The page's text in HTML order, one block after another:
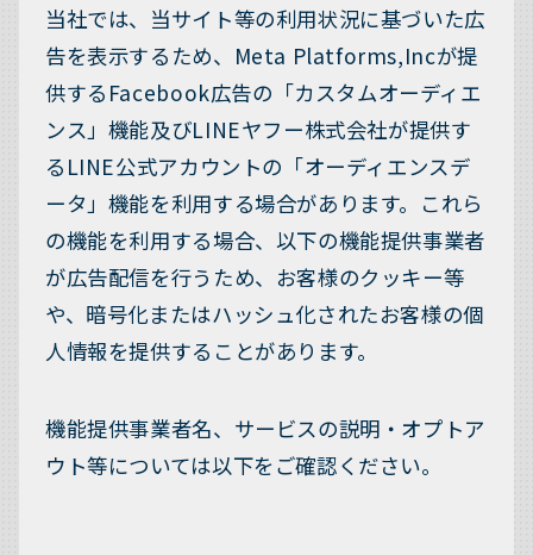
当社では、当サイト等の利用状況に基づいた広
告を表示するため、Meta Platforms,Incが提
供するFacebook広告の「カスタムオーディエ
ンス」機能及びLINEヤフー株式会社が提供す
るLINE公式アカウントの「オーディエンスデ
ータ」機能を利用する場合があります。これら
の機能を利用する場合、以下の機能提供事業者
が広告配信を行うため、お客様のクッキー等
や、暗号化またはハッシュ化されたお客様の個
人情報を提供することがあります。
機能提供事業者名、サービスの説明・オプトア
ウト等については以下をご確認ください。